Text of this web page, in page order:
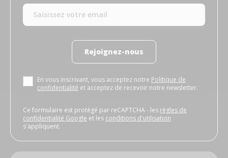
Rejoignez-nous
En vous inscrivant, vous acceptez notre Politique de
confidentialité et acceptez de recevoir notre newsletter.
Ce formulaire est protégé par reCAPTCHA - les règles de
confidentialité Google et les conditions d'utilisation
s'appliquent.